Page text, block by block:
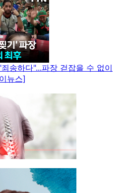
송하다"...파장 걷잡을 수 없이
뉴스]